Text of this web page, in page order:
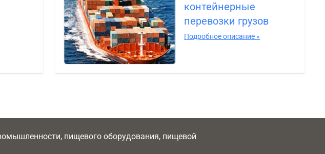
контейнерные
перевозки грузов
Подробное описание »
пищевого оборудования, пищевой